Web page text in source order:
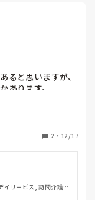
ると思いますが、
あります。
嘩腰。おまけに、
しても、なぜこん
トレスだらけ。
っとしていたい。
2 ・ 12/17
イサービス, 訪問介護,